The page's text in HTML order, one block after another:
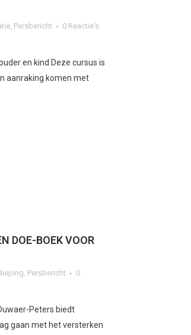
, Persbericht
0 Reactie's
en kind Deze cursus is
aanraking komen met
DOE-BOEK VOOR
, Persbericht
0
Peters biedt
gaan met het versterken